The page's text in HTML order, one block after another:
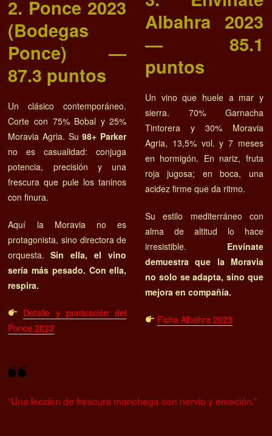
2. Ponce 2023
(Bodegas
Ponce) —
87.3 puntos
Un clásico contemporáneo.
Corte con 75% Bobal y 25%
Moravia Agria. Su98+ Parker
no es casualidad: conjuga
potencia, precisión y una
frescura que pule los taninos
con finura.
Aquí la Moravia no es
protagonista, sino directora de
orquesta.Sin ella, el vino
sería más pesado. Con ella,
respira.
Detalle y puntuación del
Ponce 2023
Albahra 2023
— 85.1
puntos
Un vino que huele a mar y
sierra. 70% Garnacha
Tintorera y 30% Moravia
Agria, 13,5% vol. y 7 meses
en hormigón. En nariz, fruta
roja jugosa; en boca, una
acidez firme que da ritmo.
Su estilo mediterráneo con
alma de altitud lo hace
irresistible. Envínate
demuestra que la Moravia
no solo se adapta, sino que
mejora en compañía.
Ficha Albahra 2023
“Una lección de frescura manchega con nervio y emoción.”